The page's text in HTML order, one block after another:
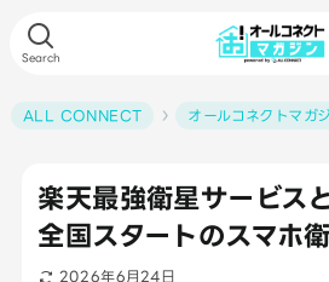
Search
ALL CONNECT オールコネクトマガ
楽天最強衛星サービス
全国スタートのスマホ
2026年6月24日